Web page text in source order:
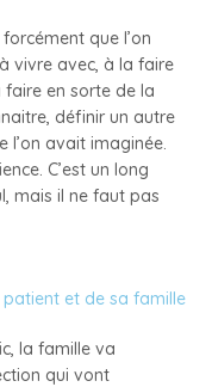
que l’on
vivre avec, à la faire
en sorte de la
définir un autre
l’on avait imaginée.
C’est un long
mais il ne faut pas
patient et de sa famille
la famille va
qui vont